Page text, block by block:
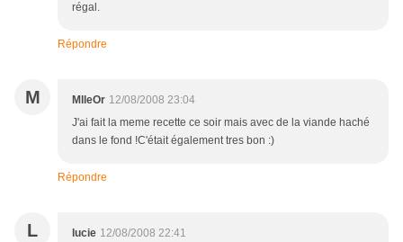
régal.
Répondre
M MlleOr 12/08/2008 23:04
J'ai fait la meme recette ce soir mais avec de la viande haché
dans le fond !C'était également tres bon :)
Répondre
L lucie 12/08/2008 22:41